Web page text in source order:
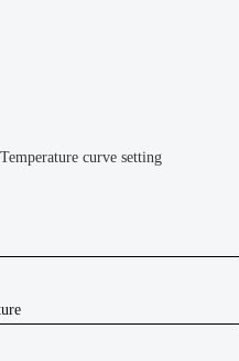
Temperature curve setting